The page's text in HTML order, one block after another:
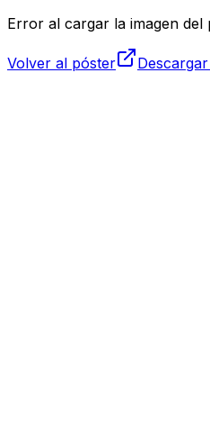
Error al cargar la imagen del
Volver al póster